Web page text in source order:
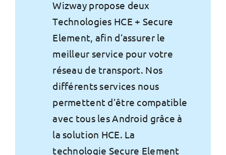
Wizway propose deux
Technologies HCE + Secure
Element, afin d’assurer le
meilleur service pour votre
réseau de transport. Nos
différents services nous
permettent d’être compatible
avec tous les Android grâce à
la solution HCE. La
technologie Secure Element